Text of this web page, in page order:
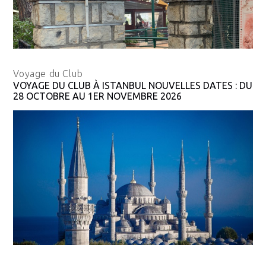
Voyage du Club
VOYAGE DU CLUB À ISTANBUL NOUVELLES DATES : DU
28 OCTOBRE AU 1ER NOVEMBRE 2026